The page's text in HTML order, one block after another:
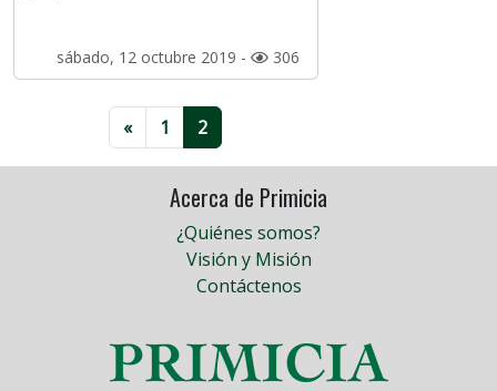
sábado, 12 octubre 2019 - 306
« 1 2
Acerca de Primicia
¿Quiénes somos?
Visión y Misión
Contáctenos